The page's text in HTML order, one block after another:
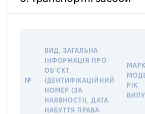
№
ВИД, ЗАГАЛЬНА
ІНФОРМАЦІЯ ПРО
ОБʼЄКТ,
ІДЕНТИФІКАЦІЙНИЙ
НОМЕР (ЗА
НАЯВНОСТІ), ДАТА
НАБУТТЯ ПРАВА
РІК